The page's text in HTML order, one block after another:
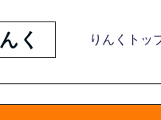
く りんくトッ